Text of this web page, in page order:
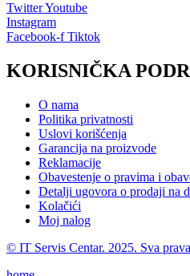
TwitterYoutube
Instagram
Facebook-f Tiktok
KORISNIČKA
O nama
Politika privatnosti
Uslovi korišćenja
Garancija na proizvode
Reklamacije
Obavestenje o pravima i
Detalji ugovora o prodaji na
Kolačići
Moj nalog
© IT Servis Centar. 2025. Sva